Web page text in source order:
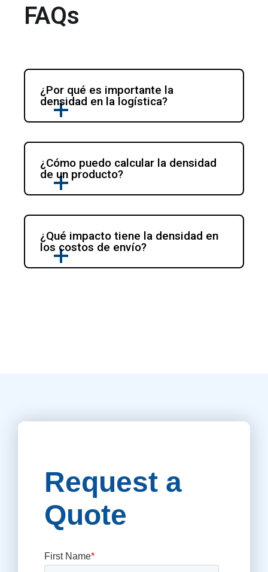
FAQs
¿Por qué es importante la
densidad en la logística?
¿Cómo puedo calcular la densidad
de un producto?
¿Qué impacto tiene la densidad en
los costos de envío?